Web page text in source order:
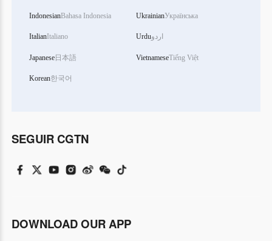
IndonesianBahasa Indonesia
ItalianItaliano
Japanese日本語
Korean한국어
UkrainianУкраїнська
Urduاردو
VietnameseTiếng Việt
SEGUIR CGTN
DOWNLOAD OUR APP